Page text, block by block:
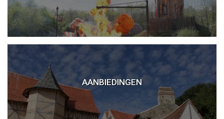
AANBIEDINGEN
Puy du Fou aanbieding
Puy du Fou tickets